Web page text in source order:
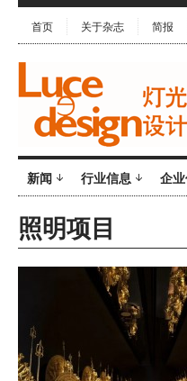
首页 关于杂志 简报
新闻 行业信息 企
照明项目